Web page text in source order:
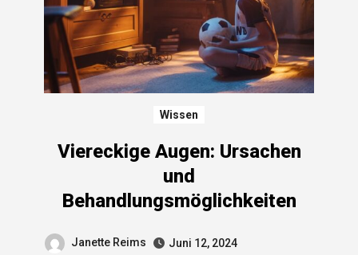
Wissen
Viereckige Augen: Ursachen
und
Behandlungsmöglichkeiten
Janette Reims
Juni 12, 2024